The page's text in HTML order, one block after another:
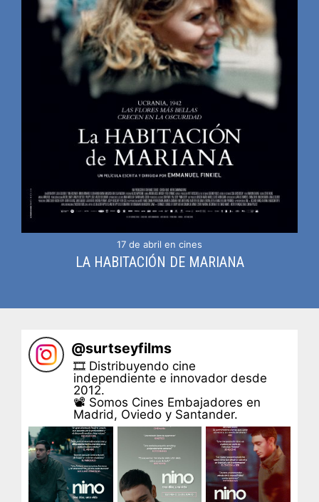
17 de abril en cines
LA HABITACIÓN DE MARIANA
@surtseyfilms
🎞 Distribuyendo cine
independiente e innovador desde
2012.
📽 Somos Cines Embajadores en
Madrid, Oviedo y Santander.